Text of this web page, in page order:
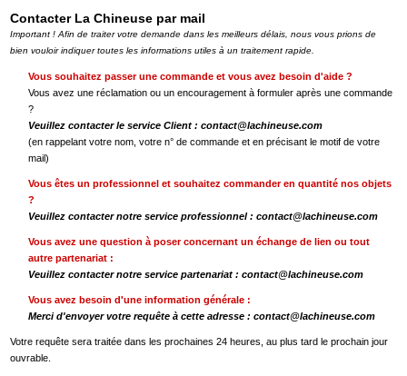
Contacter La Chineuse par mail
Important ! Afin de traiter votre demande dans les meilleurs délais, nous vous prions de
bien vouloir indiquer toutes les informations utiles à un traitement rapide.
Vous souhaitez passer une commande et vous avez besoin d'aide ?
Vous avez une réclamation ou un encouragement à formuler après une commande
?
Veuillez contacter le service Client :contact@lachineuse.com
(en rappelant votre nom, votre n° de commande et en précisant le motif de votre
mail)
Vous êtes un professionnel et souhaitez commander en quantité nos objets
?
Veuillez contacter notre service professionnel :contact@lachineuse.com
Vous avez une question à poser concernant un échange de lien ou tout
autre partenariat :
Veuillez contacter notre service partenariat :contact@lachineuse.com
Vous avez besoin d'une information générale :
Merci d'envoyer votre requête à cette adresse :contact@lachineuse.com
Votre requête sera traitée dans les prochaines 24 heures, au plus tard le prochain jour
ouvrable.